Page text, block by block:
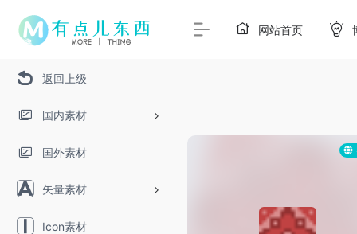
返回上级
国内素材
国外素材
矢量素材
Icon素材
网站首页